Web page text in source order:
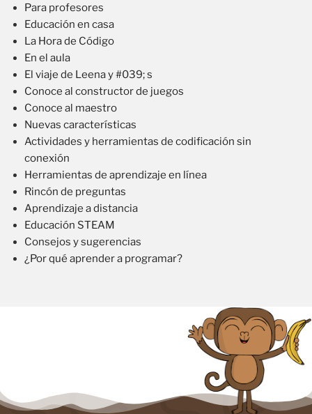
Para profesores
Educación en casa
La Hora de Código
En el aula
El viaje de Leena y #039; s
Conoce al constructor de juegos
Conoce al maestro
Nuevas características
Actividades y herramientas de codificación sin
conexión
Herramientas de aprendizaje en línea
Rincón de preguntas
Aprendizaje a distancia
Educación STEAM
Consejos y sugerencias
¿Por qué aprender a programar?